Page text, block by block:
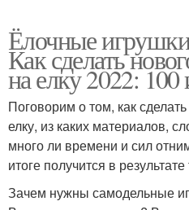
Ёлочные
Как сделать
на елку 2022: 100
Поговорим о том, как
елку, из каких материалов,
много ли времени и сил
итоге получится в
Зачем нужны самодельные